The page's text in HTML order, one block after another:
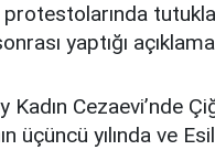
yaptığı
Kadın Cezaevi’nde
üçüncü yılında ve